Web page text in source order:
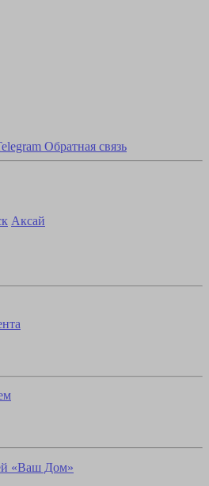
Обратная связь
Аксай
«Ваш Дом»